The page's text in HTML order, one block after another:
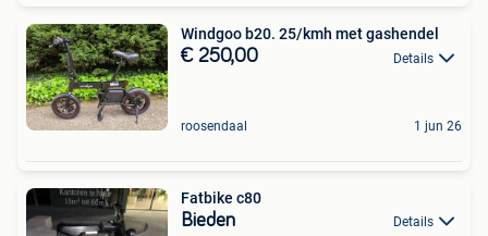
Windgoo b20. 25/kmh met gashendel
€ 250,00 Details
roosendaal 1 jun 26
Fatbike c80
Bieden Details